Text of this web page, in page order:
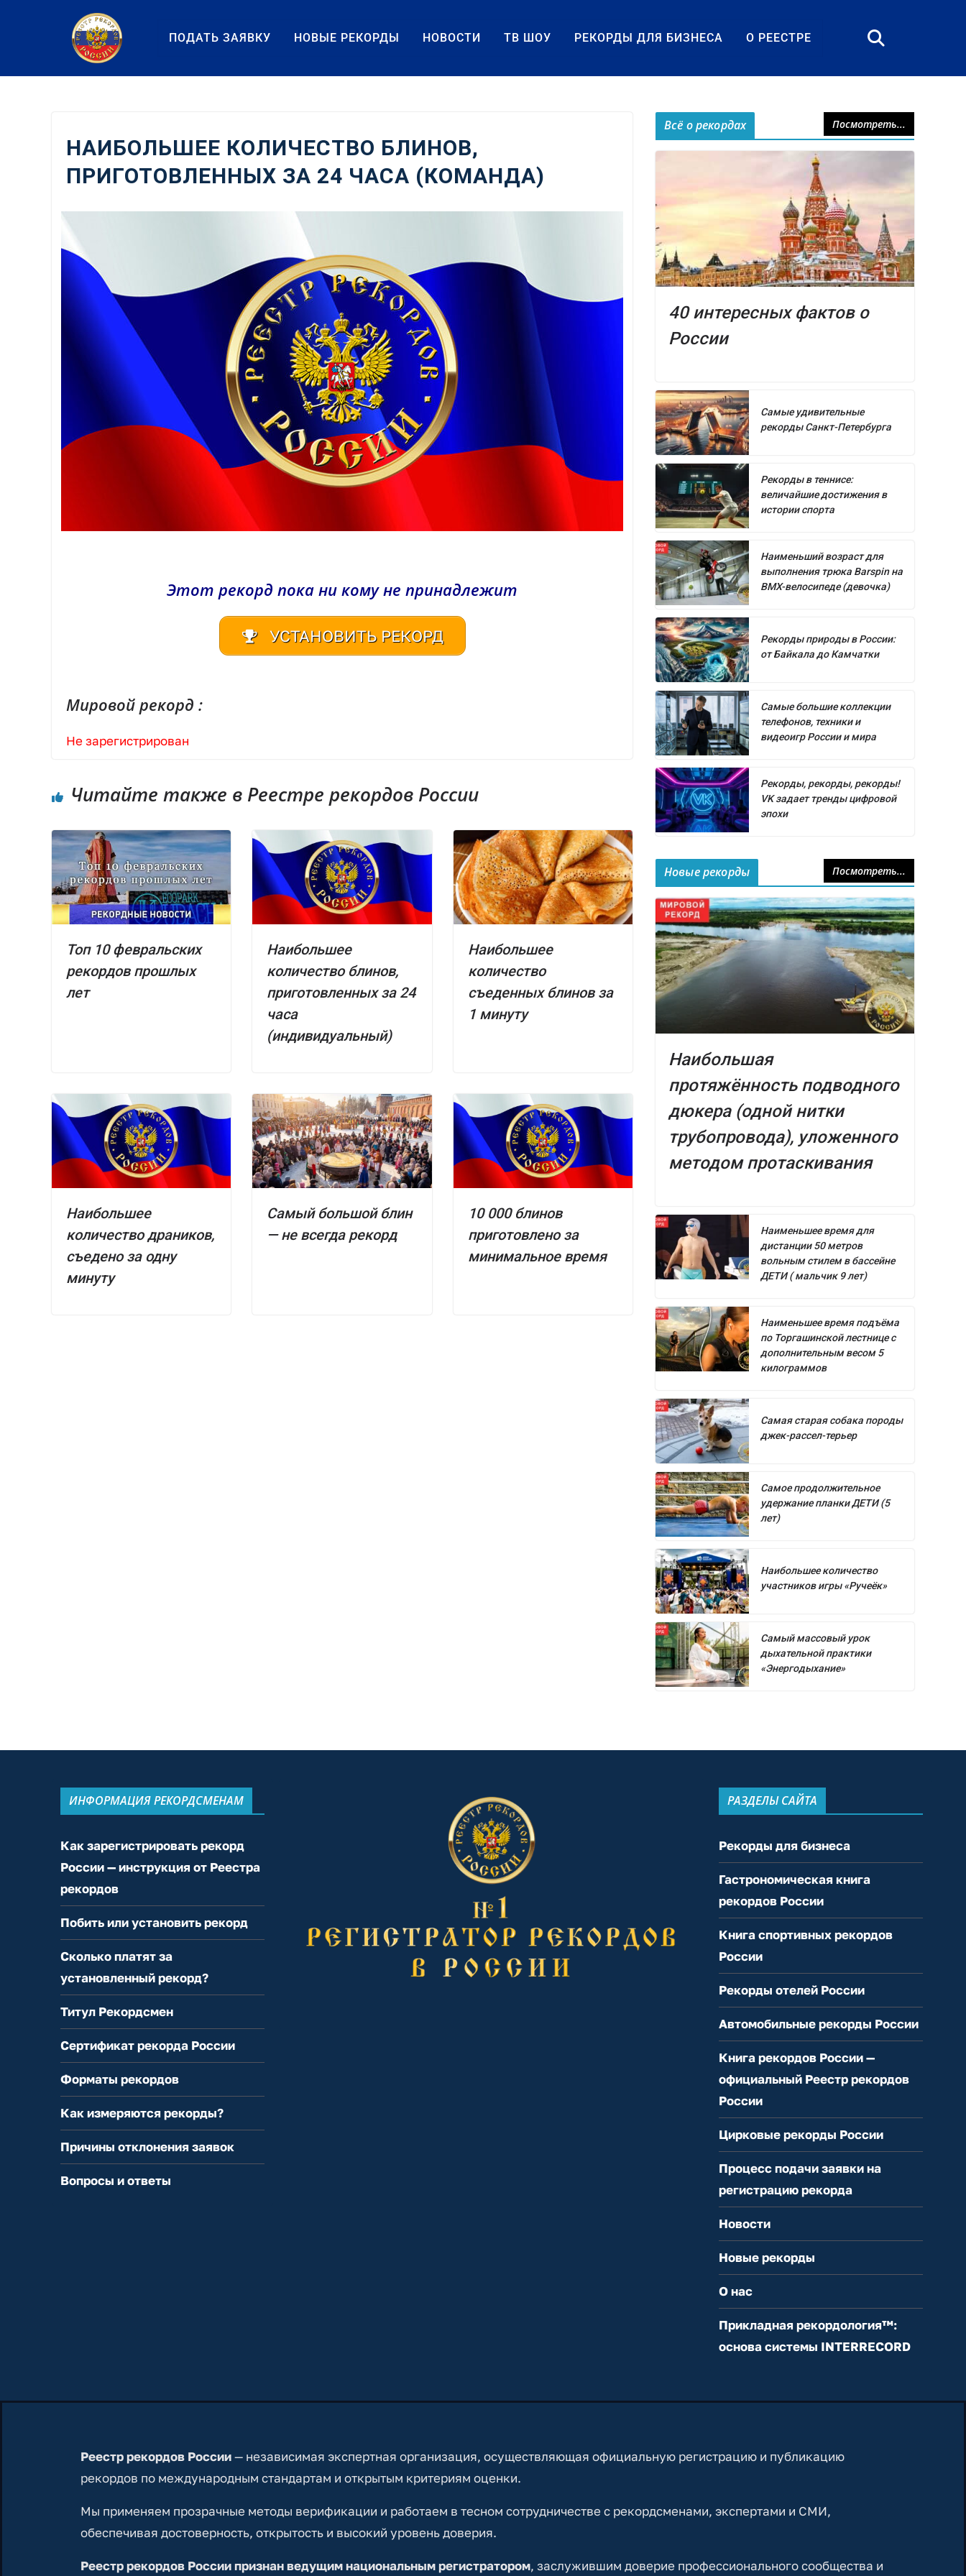
содержанию
ПОДАТЬ ЗАЯВКУ НОВЫЕ РЕКОРДЫ НОВОСТИ ТВ ШОУ РЕКОРДЫ ДЛЯ БИЗНЕСА О РЕЕСТРЕ
НАИБОЛЬШЕЕ КОЛИЧЕСТВО БЛИНОВ,
ПРИГОТОВЛЕННЫХ ЗА 24 ЧАСА (КОМАНДА)
Этот рекорд пока ни кому не принадлежит
УСТАНОВИТЬ РЕКОРД
Мировой рекорд :
Не зарегистрирован
Читайте также в Реестре рекордов России
Топ 10 февральских
рекордов прошлых
лет
Наибольшее
количество блинов,
приготовленных за 24
часа
(индивидуальный)
Наибольшее
количество
съеденных блинов за
1 минуту
Наибольшее
количество драников,
съедено за одну
минуту
Самый большой блин
— не всегда рекорд
10 000 блинов
приготовлено за
минимальное время
Всё о рекордах Посмотреть...
40 интересных фактов о
России
Самые удивительные
рекорды Санкт-Петербурга
Рекорды в теннисе:
величайшие достижения в
истории спорта
Наименьший возраст для
выполнения трюка Barspin на
BMX-велосипеде (девочка)
Рекорды природы в России:
от Байкала до Камчатки
Самые большие коллекции
телефонов, техники и
видеоигр России и мира
Рекорды, рекорды, рекорды!
VK задает тренды цифровой
эпохи
Новые рекорды Посмотреть...
Наибольшая
протяжённость подводного
дюкера (одной нитки
трубопровода), уложенного
методом протаскивания
Наименьшее время для
дистанции 50 метров
вольным стилем в бассейне
ДЕТИ ( мальчик 9 лет)
Наименьшее время подъёма
по Торгашинской лестнице с
дополнительным весом 5
килограммов
Самая старая собака породы
джек-рассел-терьер
Самое продолжительное
удержание планки ДЕТИ (5
лет)
Наибольшее количество
участников игры «Ручеёк»
Самый массовый урок
дыхательной практики
«Энергодыхание»
ИНФОРМАЦИЯ РЕКОРДСМЕНАМ
Как зарегистрировать рекорд
России — инструкция от Реестра
рекордов
Побить или установить рекорд
Сколько платят за
установленный рекорд?
Титул Рекордсмен
Сертификат рекорда России
Форматы рекордов
Как измеряются рекорды?
Причины отклонения заявок
Вопросы и ответы
РАЗДЕЛЫ САЙТА
Рекорды для бизнеса
Гастрономическая книга
рекордов России
Книга спортивных рекордов
России
Рекорды отелей России
Автомобильные рекорды России
Книга рекордов России —
официальный Реестр рекордов
России
Цирковые рекорды России
Процесс подачи заявки на
регистрацию рекорда
Новости
Новые рекорды
О нас
Прикладная рекордология™:
основа системы INTERRECORD
Реестр рекордов России— независимая экспертная организация, осуществляющая официальную регистрацию и публикацию
рекордов по международным стандартам и открытым критериям оценки.
Мы применяем прозрачные методы верификации и работаем в тесном сотрудничестве с рекордсменами, экспертами и СМИ,
обеспечивая достоверность, открытость и высокий уровень доверия.
Реестр рекордов России признан ведущим национальным регистратором, заслужившим доверие профессионального сообщества и